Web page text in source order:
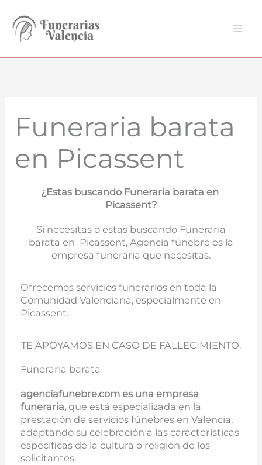
contenido
Funeraria barata
en Picassent
¿Estas buscando Funeraria barata en
Picassent?
Si necesitas o estas buscando Funeraria
barata en Picassent, Agencia fúnebre es la
empresa funeraria que necesitas.
Ofrecemos servicios funerarios en toda la
Comunidad Valenciana, especialmente en
Picassent.
TE APOYAMOS EN CASO DE FALLECIMIENTO.
Funeraria barata
agenciafunebre.com es una empresa
funeraria, que está especializada en la
prestación de servicios fúnebres en Valencia,
adaptando su celebración a las características
específicas de la cultura o religión de los
solicitantes.